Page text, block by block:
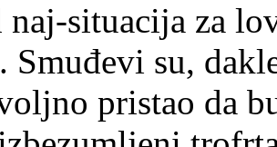
naj-situacija za
Smuđevi su,
pristao da